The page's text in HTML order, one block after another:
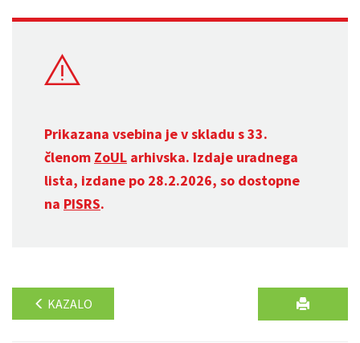
Prikazana vsebina je v skladu s 33.
členom ZoUL arhivska. Izdaje uradnega
lista, izdane po 28.2.2026, so dostopne
na PISRS.
KAZALO